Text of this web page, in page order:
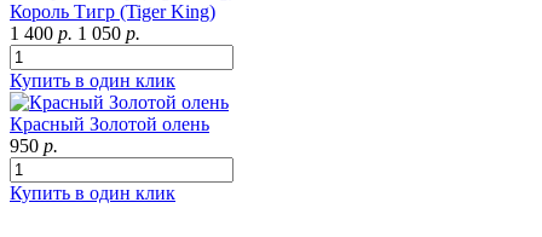
Король Тигр (Tiger King)
1 400 р. 1 050 р.
Купить в один клик
Красный Золотой олень
950 р.
Купить в один клик